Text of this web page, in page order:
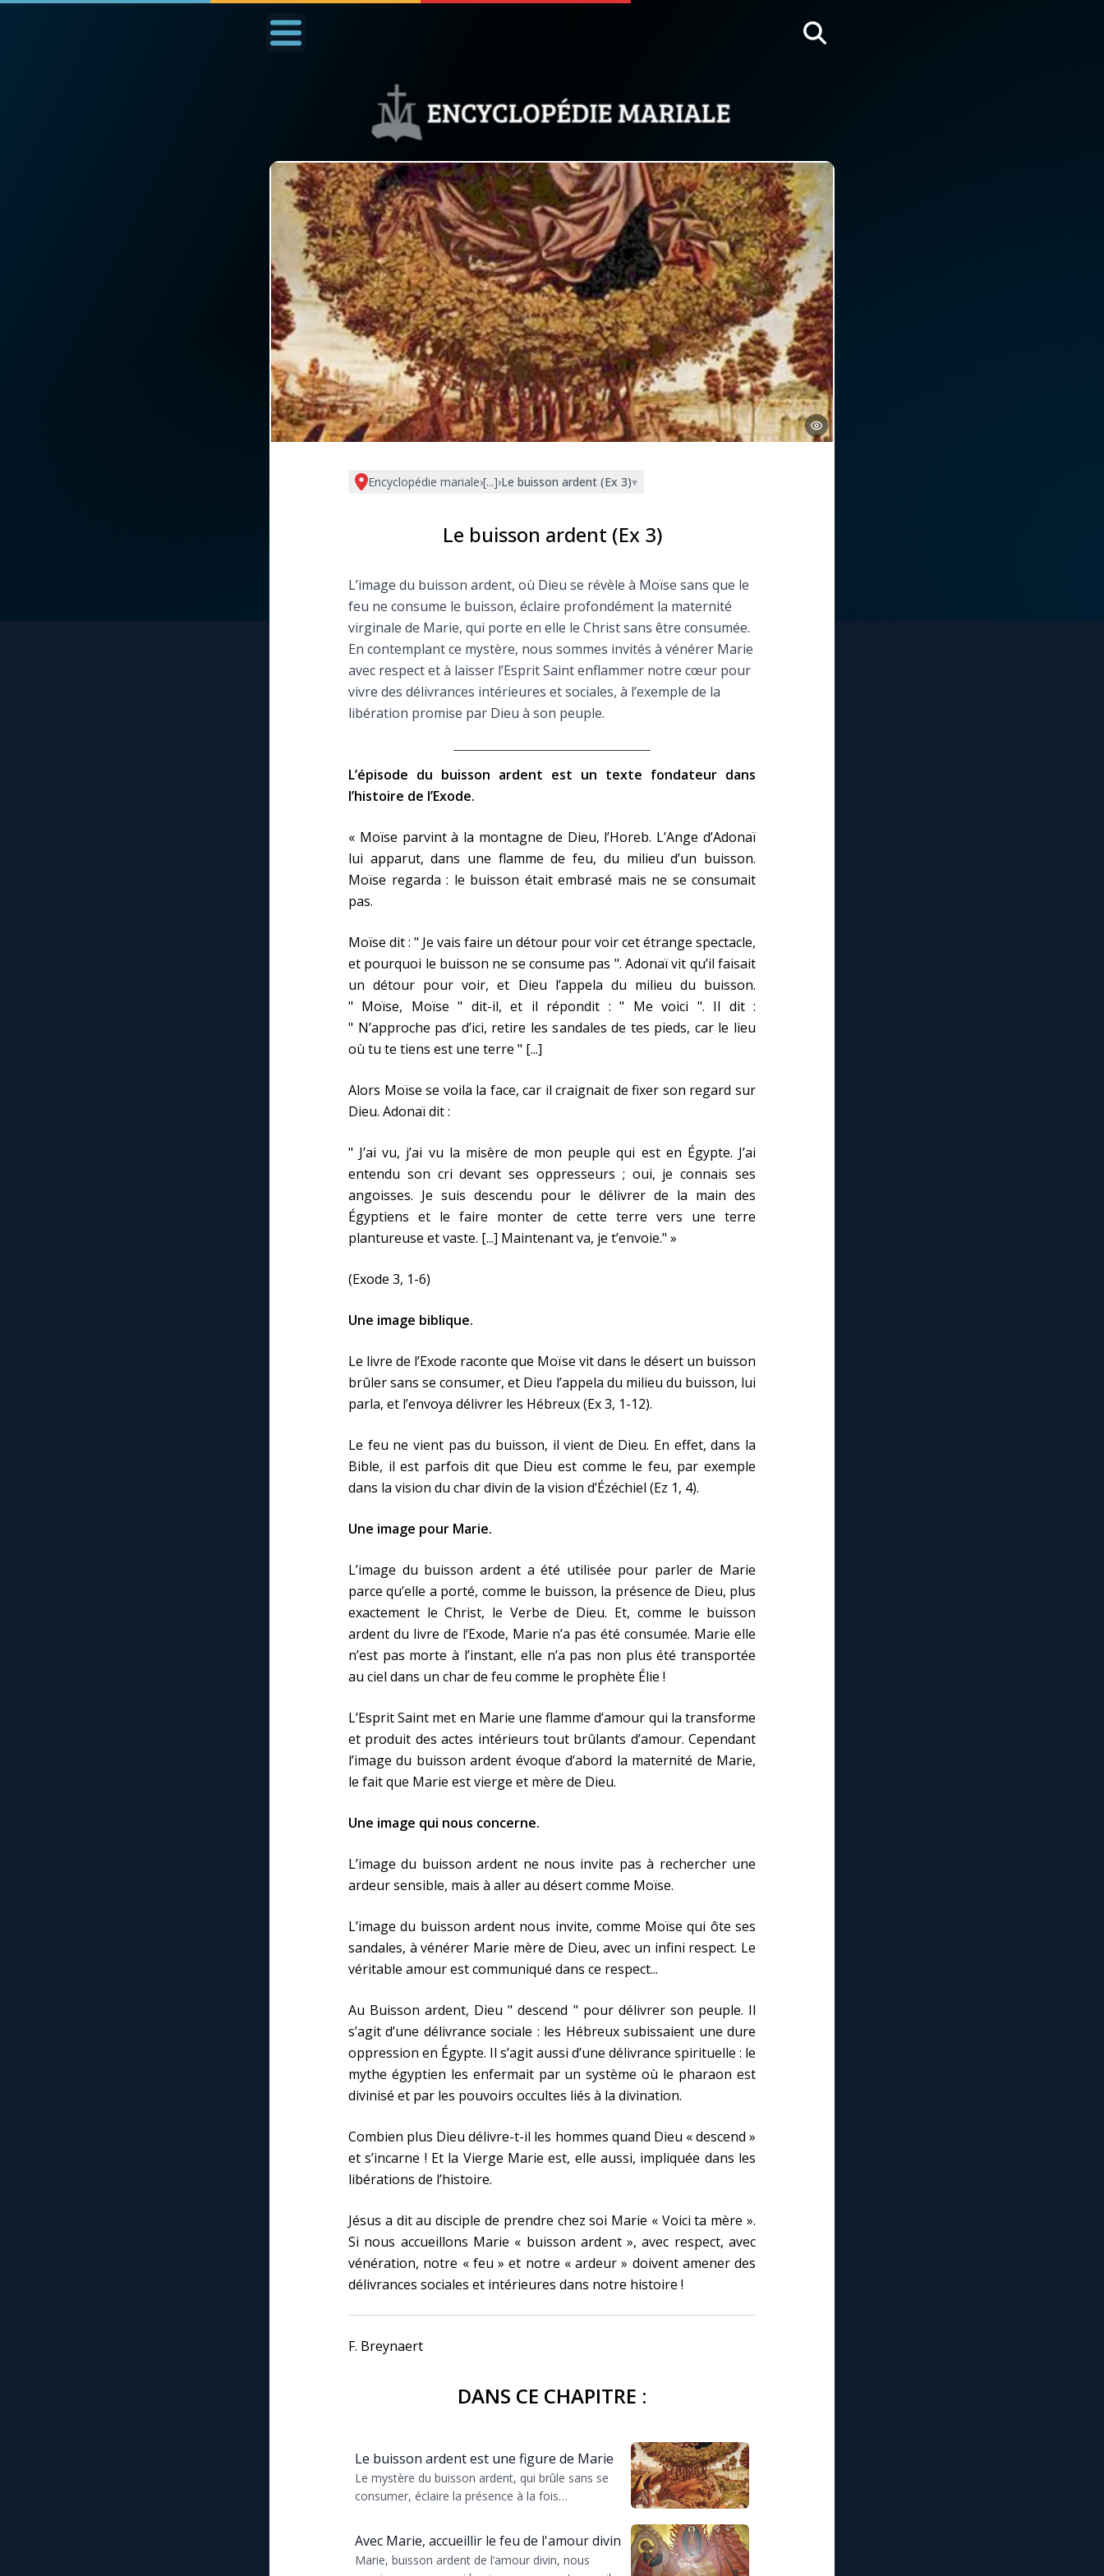
Nous soutenir À propos Facebook Infos légales
Prier au quotidien
Avec Thérèse de Lisieux
L'Évangile chaque jour
Les premiers samedis
du mois
Marie qui défait les
nœuds
Une Minute avec Marie
◼︎À la une
1000 Raisons de Croire
Chapelet pour le monde
Contact
Faire un don
Marie de Nazareth
Encyclopédie mariale›[...]›Le buisson ardent (Ex 3)▾
Le buisson ardent (Ex 3)
L’image du buisson ardent, où Dieu se révèle à Moïse sans que le
feu ne consume le buisson, éclaire profondément la maternité
virginale de Marie, qui porte en elle le Christ sans être consumée.
En contemplant ce mystère, nous sommes invités à vénérer Marie
avec respect et à laisser l’Esprit Saint enflammer notre cœur pour
vivre des délivrances intérieures et sociales, à l’exemple de la
libération promise par Dieu à son peuple.
L’épisode du buisson ardent est un texte fondateur dans
l’histoire de l’Exode.
« Moïse parvint à la montagne de Dieu, l’Horeb. L’Ange d’Adonaï
lui apparut, dans une flamme de feu, du milieu d’un buisson.
Moïse regarda : le buisson était embrasé mais ne se consumait
pas.
Moïse dit : " Je vais faire un détour pour voir cet étrange spectacle,
et pourquoi le buisson ne se consume pas ". Adonaï vit qu’il faisait
un détour pour voir, et Dieu l’appela du milieu du buisson.
" Moïse, Moïse " dit-il, et il répondit : " Me voici ". Il dit :
" N’approche pas d’ici, retire les sandales de tes pieds, car le lieu
où tu te tiens est une terre " [...]
Alors Moïse se voila la face, car il craignait de fixer son regard sur
Dieu. Adonaï dit :
" J’ai vu, j’ai vu la misère de mon peuple qui est en Égypte. J’ai
entendu son cri devant ses oppresseurs ; oui, je connais ses
angoisses. Je suis descendu pour le délivrer de la main des
Égyptiens et le faire monter de cette terre vers une terre
plantureuse et vaste. [...] Maintenant va, je t’envoie." »
(Exode 3, 1-6)
Une image biblique.
Le livre de l’Exode raconte que Moïse vit dans le désert un buisson
brûler sans se consumer, et Dieu l’appela du milieu du buisson, lui
parla, et l’envoya délivrer les Hébreux (Ex 3, 1-12).
Le feu ne vient pas du buisson, il vient de Dieu. En effet, dans la
Bible, il est parfois dit que Dieu est comme le feu, par exemple
dans la vision du char divin de la vision d’Ézéchiel (Ez 1, 4).
Une image pour Marie.
L’image du buisson ardent a été utilisée pour parler de Marie
parce qu’elle a porté, comme le buisson, la présence de Dieu, plus
exactement le Christ, le Verbe de Dieu. Et, comme le buisson
ardent du livre de l’Exode, Marie n’a pas été consumée. Marie elle
n’est pas morte à l’instant, elle n’a pas non plus été transportée
au ciel dans un char de feu comme le prophète Élie !
L’Esprit Saint met en Marie une flamme d’amour qui la transforme
et produit des actes intérieurs tout brûlants d’amour. Cependant
l’image du buisson ardent évoque d’abord la maternité de Marie,
le fait que Marie est vierge et mère de Dieu.
Une image qui nous concerne.
L’image du buisson ardent ne nous invite pas à rechercher une
ardeur sensible, mais à aller au désert comme Moïse.
L’image du buisson ardent nous invite, comme Moïse qui ôte ses
sandales, à vénérer Marie mère de Dieu, avec un infini respect. Le
véritable amour est communiqué dans ce respect...
Au Buisson ardent, Dieu " descend " pour délivrer son peuple. Il
s’agit d’une délivrance sociale : les Hébreux subissaient une dure
oppression en Égypte. Il s’agit aussi d’une délivrance spirituelle : le
mythe égyptien les enfermait par un système où le pharaon est
divinisé et par les pouvoirs occultes liés à la divination.
Combien plus Dieu délivre-t-il les hommes quand Dieu « descend »
et s’incarne ! Et la Vierge Marie est, elle aussi, impliquée dans les
libérations de l’histoire.
Jésus a dit au disciple de prendre chez soi Marie « Voici ta mère ».
Si nous accueillons Marie « buisson ardent », avec respect, avec
vénération, notre « feu » et notre « ardeur » doivent amener des
délivrances sociales et intérieures dans notre histoire !
F. Breynaert
DANS CE CHAPITRE :
Le buisson ardent est une figure de Marie
Le mystère du buisson ardent, qui brûle sans se
consumer, éclaire la présence à la fois
Marie l’incar...
Avec Marie, accueillir le feu de l'amour divin
Marie, buisson ardent de l’amour divin, nous